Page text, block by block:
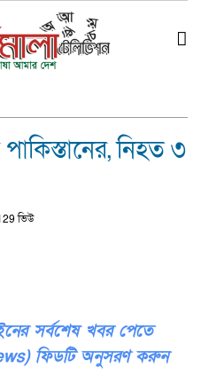
নিহত ৩
ভিউ
সর্বশেষ খবর পেতে
ফিডটি অনুসরণ করুন